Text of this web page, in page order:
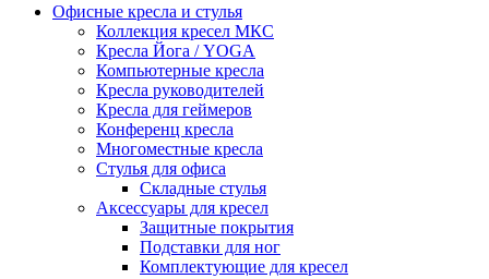
Офисные кресла и стулья
Коллекция кресел МКС
Кресла Йога / YOGA
Компьютерные кресла
Кресла руководителей
Кресла для геймеров
Конференц кресла
Многоместные кресла
Стулья для офиса
Складные стулья
Аксессуары для кресел
Защитные покрытия
Подставки для ног
Комплектующие для кресел